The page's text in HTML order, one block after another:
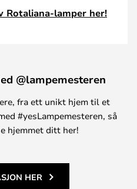
Rotaliana-lamper her!
@lampemesteren
fra ett unikt hjem til et
#yesLampemesteren, så
hjemmet ditt her!
HER